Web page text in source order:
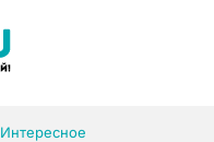
Интересное